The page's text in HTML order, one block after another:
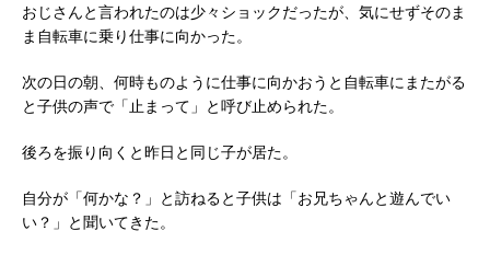
おじさんと言われたのは少々ショックだったが、気にせずそのま
ま自転車に乗り仕事に向かった。
次の日の朝、何時ものように仕事に向かおうと自転車にまたがる
と子供の声で「止まって」と呼び止められた。
後ろを振り向くと昨日と同じ子が居た。
自分が「何かな？」と訪ねると子供は「お兄ちゃんと遊んでい
い？」と聞いてきた。